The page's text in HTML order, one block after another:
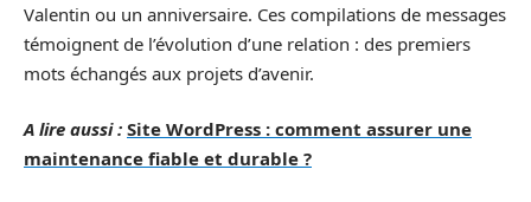
Valentin ou un anniversaire. Ces compilations de messages
témoignent de l’évolution d’une relation : des premiers
mots échangés aux projets d’avenir.
A lire aussi : Site WordPress : comment assurer une
maintenance fiable et durable ?